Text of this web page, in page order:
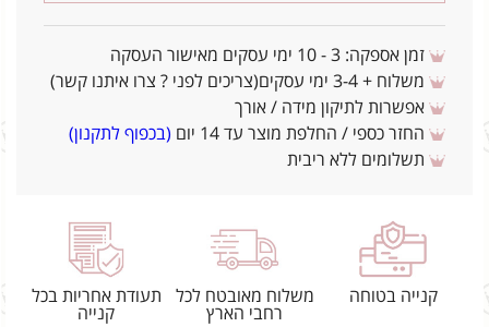
זמן אספקה: 3 - 10 ימי עסקים מאישור העסקה
משלוח + 3-4 ימי עסקים(צריכים לפני ? צרו איתנו קשר)
אפשרות לתיקון מידה / אורך
החזר כספי / החלפת מוצר עד 14 יום
(בכפוף לתקנון)
תשלומים ללא ריבית
קנייה בטוחה
משלוח מאובטח לכל
רחבי הארץ
תעודת אחריות בכל
קנייה